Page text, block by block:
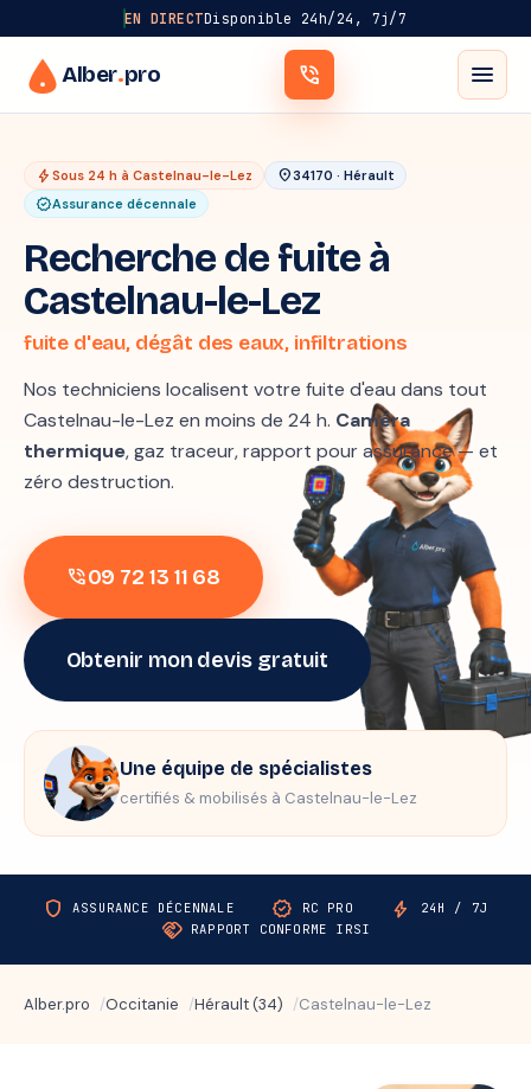
EN DIRECTDisponible 24h/24, 7j/7
Alber.pro phone_in_talk menu
bolt Sous 24 h à Castelnau-le-Lez location_on34170 · Hérault
verifiedAssurance décennale
Recherche de fuite à
Castelnau-le-Lez
fuite d'eau, dégât des eaux, infiltrations
Nos techniciens localisent votre fuite d'eau dans tout
Castelnau-le-Lez en moins de 24 h. Caméra
thermique, gaz traceur, rapport pour assurance — et
zéro destruction.
phone_in_talk09 72 13 11 68
Obtenir mon devis gratuit
Une équipe de spécialistes
certifiés & mobilisés à Castelnau-le-Lez
shield ASSURANCE DÉCENNALE verified RC PRO bolt 24H / 7J
handshakeRAPPORT CONFORME IRSI
Alber.pro Occitanie Hérault (34) Castelnau-le-Lez